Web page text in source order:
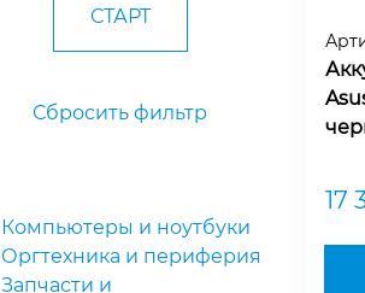
Сбросить фильтр
Компьютеры и ноутбуки
Оргтехника и периферия
Запчасти и
17